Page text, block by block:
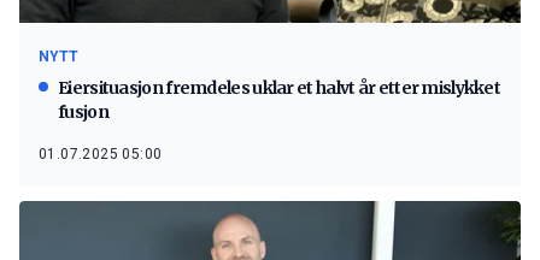
NYTT
Eiersituasjon fremdeles uklar et halvt år etter mislykket
fusjon
01.07.2025 05:00